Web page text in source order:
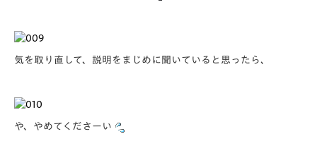
気を取り直して、説明をまじめに聞いていると思ったら、
や、やめてくださーい